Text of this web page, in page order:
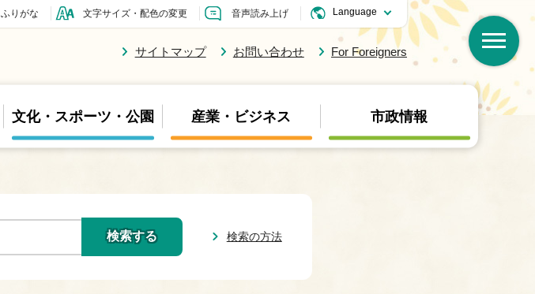
ふりがな 文字サイズ・配色の変更 音声読み上げ
サイトマップ お問い合わせ For Foreigners
文化・スポーツ・公園 産業・ビジネス 市政情報
検索の方法